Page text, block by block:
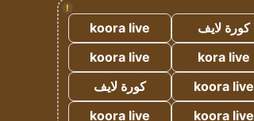
!
كورة لايف
koora live
kora live
koora live
koora live
كورة لايف
koora live
koora live